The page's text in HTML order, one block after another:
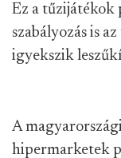
Ez a tűzijátékok
szabályozás is
igyekszik
A
hipermarketek